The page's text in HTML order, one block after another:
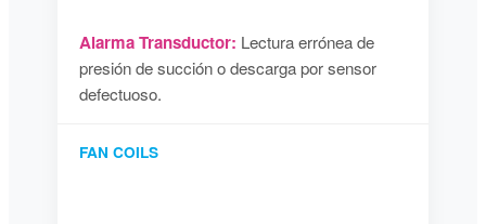
Alarma Transductor: Lectura errónea de
presión de succión o descarga por sensor
defectuoso.
FAN COILS